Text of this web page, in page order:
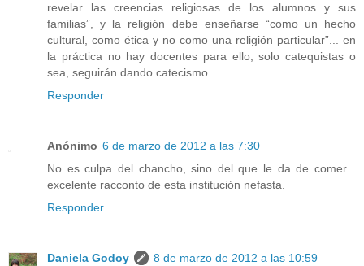
revelar las creencias religiosas de los alumnos y sus
familias”, y la religión debe enseñarse “como un hecho
cultural, como ética y no como una religión particular”... en
la práctica no hay docentes para ello, solo catequistas o
sea, seguirán dando catecismo.
Responder
Anónimo 6 de marzo de 2012 a las 7:30
No es culpa del chancho, sino del que le da de comer...
excelente racconto de esta institución nefasta.
Responder
Daniela Godoy
8 de marzo de 2012 a las 10:59